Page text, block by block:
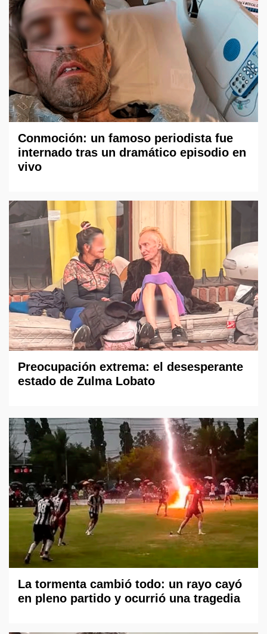
Conmoción: un famoso periodista fue
internado tras un dramático episodio en
vivo
Preocupación extrema: el desesperante
estado de Zulma Lobato
La tormenta cambió todo: un rayo cayó
en pleno partido y ocurrió una tragedia